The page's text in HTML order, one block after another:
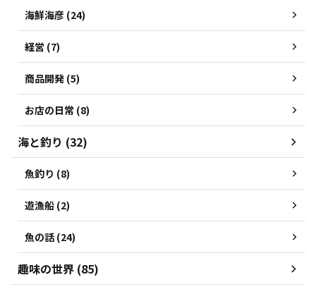
海鮮海彦 (24)
経営 (7)
商品開発 (5)
お店の日常 (8)
海と釣り (32)
魚釣り (8)
遊漁船 (2)
魚の話 (24)
趣味の世界 (85)